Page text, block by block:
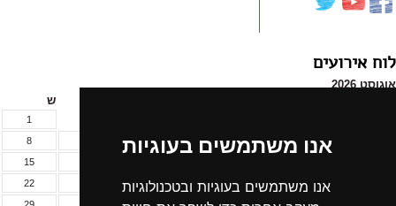
אנו משתמשים בעוגיות
אנו משתמשים בעוגיות ובטכנולוגיות
לוח אירועים
אוגוסט 2026
ש
1
3
4
5
6
8
15
17
18
19
20
22